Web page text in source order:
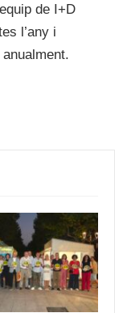
de I+D
l’any i